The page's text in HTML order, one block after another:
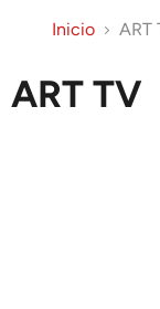
Inicio ART
ART TV